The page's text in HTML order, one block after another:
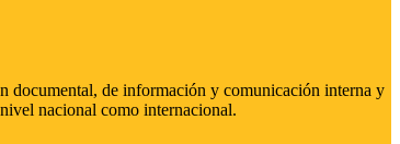
documental, de información y comunicación interna y
nacional como internacional.